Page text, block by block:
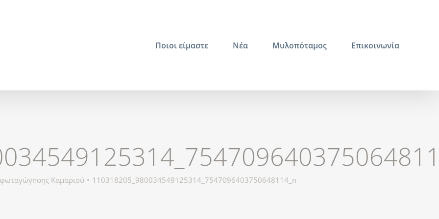
Ποιοι είμαστε Νέα Μυλοπόταμος Επικοινωνία
Καμαριού 110318205_980034549125314_7547096403750648114_n